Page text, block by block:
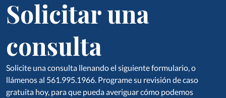
Solicitar una
consulta
Solicite una consulta llenando el siguiente formulario, o
llámenos al 561.995.1966. Programe su revisión de caso
gratuita hoy, para que pueda averiguar cómo podemos